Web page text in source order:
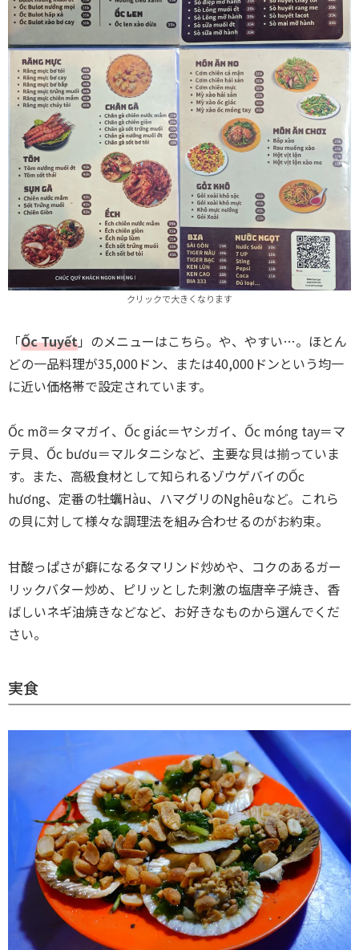
クリックで大きくなります
「Ốc Tuyết」のメニューはこちら。や、やすい…。ほとん
どの一品料理が35,000ドン、または40,000ドンという均一
に近い価格帯で設定されています。
Ốc mỡ＝タマガイ、Ốc giác＝ヤシガイ、Ốc móng tay＝マ
テ貝、Ốc bươu＝マルタニシなど、主要な貝は揃っていま
す。また、高級食材として知られるゾウゲバイのỐc
hương、定番の牡蠣Hàu、ハマグリのNghêuなど。これら
の貝に対して様々な調理法を組み合わせるのがお約束。
甘酸っぱさが癖になるタマリンド炒めや、コクのあるガー
リックバター炒め、ピリッとした刺激の塩唐辛子焼き、香
ばしいネギ油焼きなどなど、お好きなものから選んでくだ
さい。
実食